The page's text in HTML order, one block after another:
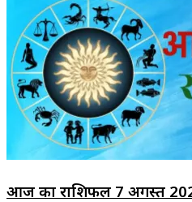
आज का राशिफल 7 अगस्त